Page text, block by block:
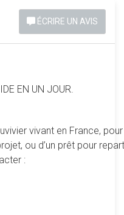
ÉCRIRE UN AVIS
EN UN JOUR.
vivant en France,
ou d’un prêt pour
: